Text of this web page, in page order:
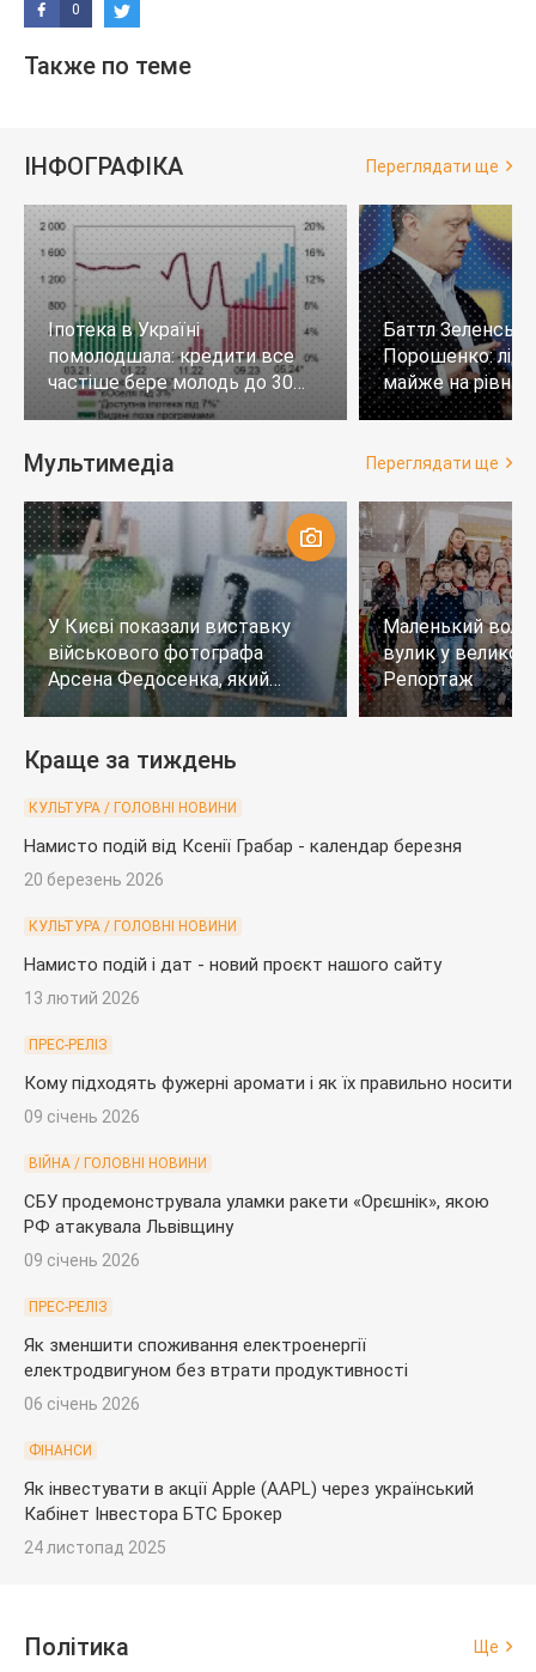
0
Также по теме
ІНФОГРАФІКА Переглядати ще
Іпотека в Україні
помолодшала: кредити все
частіше бере молодь до 30
років
Баттл
Порошенко:
майже на
тих, хто не
Мультимедіа Переглядати ще
У Києві показали виставку
військового фотографа
Арсена Федосенка, який
загинув на війні
Маленький
вулик у
Репортаж
Краще за тиждень
КУЛЬТУРА / ГОЛОВНІ НОВИНИ
Намисто подій від Ксенії Грабар - календар березня
20 березень 2026
КУЛЬТУРА / ГОЛОВНІ НОВИНИ
Намисто подій і дат - новий проєкт нашого сайту
13 лютий 2026
ПРЕС-РЕЛІЗ
Кому підходять фужерні аромати і як їх правильно носити
09 січень 2026
ВІЙНА / ГОЛОВНІ НОВИНИ
СБУ продемонструвала уламки ракети «Орєшнік», якою
РФ атакувала Львівщину
09 січень 2026
ПРЕС-РЕЛІЗ
Як зменшити споживання електроенергії
електродвигуном без втрати продуктивності
06 січень 2026
ФІНАНСИ
Як інвестувати в акції Apple (AAPL) через український
Кабінет Інвестора БТС Брокер
24 листопад 2025
Політика Ще